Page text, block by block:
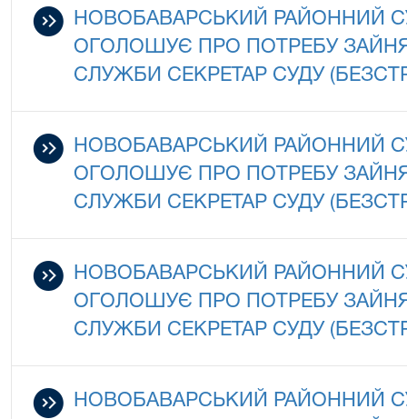
НОВОБАВАРСЬКИЙ РАЙОННИЙ
ОГОЛОШУЄ ПРО ПОТРЕБУ
СЛУЖБИ СЕКРЕТАР СУДУ
НОВОБАВАРСЬКИЙ РАЙОННИЙ
ОГОЛОШУЄ ПРО ПОТРЕБУ
СЛУЖБИ СЕКРЕТАР СУДУ
НОВОБАВАРСЬКИЙ РАЙОННИЙ
ОГОЛОШУЄ ПРО ПОТРЕБУ
СЛУЖБИ СЕКРЕТАР СУДУ
НОВОБАВАРСЬКИЙ РАЙОННИЙ